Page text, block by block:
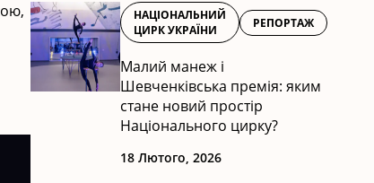
НАЦІОНАЛЬНИЙ
ЦИРК УКРАЇНИ
РЕПОРТАЖ
Малий манеж і
Шевченківська премія: яким
стане новий простір
Національного цирку?
18 Лютого, 2026